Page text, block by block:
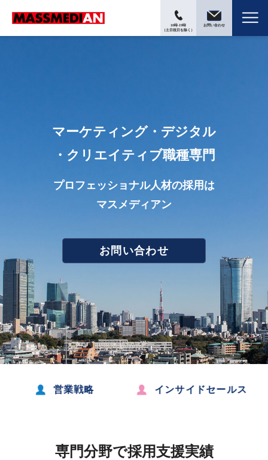
10時-19時
（土日祝日を除く）
お問い合わせ
マーケティング・デジタル
・クリエイティブ職種専門
プロフェッショナル人材の採用は
マスメディアン
お問い合わせ
営業戦略 インサイドセールス
専門分野で採用支援実績